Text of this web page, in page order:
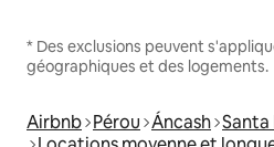
* Des exclusions peuvent
géographiques et des logements.
Airbnb Pérou Áncash Santa